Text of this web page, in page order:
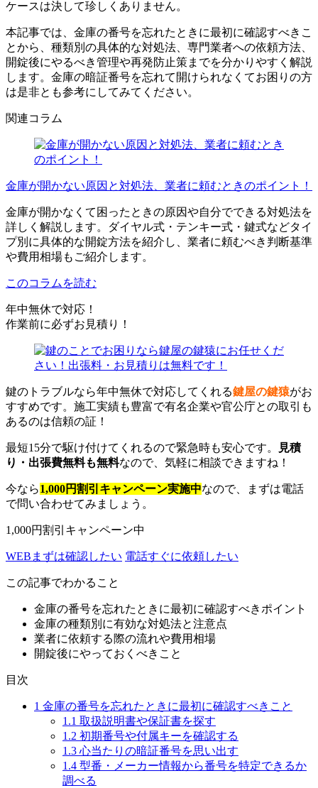
ケースは決して珍しくありません。
本記事では、金庫の番号を忘れたときに最初に確認すべきこ
とから、種類別の具体的な対処法、専門業者への依頼方法、
開錠後にやるべき管理や再発防止策までを分かりやすく解説
します。金庫の暗証番号を忘れて開けられなくてお困りの方
は是非とも参考にしてみてください。
関連コラム
金庫が開かない原因と対処法、業者に頼むときのポイント！
金庫が開かなくて困ったときの原因や自分でできる対処法を
詳しく解説します。ダイヤル式・テンキー式・鍵式などタイ
プ別に具体的な開錠方法を紹介し、業者に頼むべき判断基準
や費用相場もご紹介します。
このコラムを読む
年中無休で対応！
作業前に必ずお見積り！
鍵のトラブルなら年中無休で対応してくれる鍵屋の鍵猿がお
すすめです。施工実績も豊富で有名企業や官公庁との取引も
あるのは信頼の証！
最短15分で駆け付けてくれるので緊急時も安心です。
見積
り・出張費無料も無料なので、気軽に相談できますね！
今なら1,000円割引キャンペーン実施中なので、まずは電話
で問い合わせてみましょう。
1,000円割引キャンペーン中
WEB まずは確認したい 電話すぐに依頼したい
この記事でわかること
金庫の番号を忘れたときに最初に確認すべきポイント
金庫の種類別に有効な対処法と注意点
業者に依頼する際の流れや費用相場
開錠後にやっておくべきこと
目次
1 金庫の番号を忘れたときに最初に確認すべきこと
1.1 取扱説明書や保証書を探す
1.2 初期番号や付属キーを確認する
1.3 心当たりの暗証番号を思い出す
1.4 型番・メーカー情報から番号を特定できるか
調べる